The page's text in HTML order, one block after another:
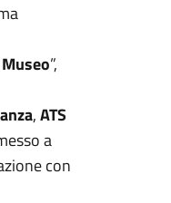
”,
,ATS
a
con